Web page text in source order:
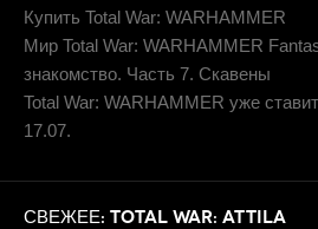
Купить Total War: WARHAMMER
Мир Total War: WARHAMMER
знакомство. Часть 7. Скавены
Total War: WARHAMMER уже
17.07.
СВЕЖЕЕ: TOTAL WAR: ATTILA